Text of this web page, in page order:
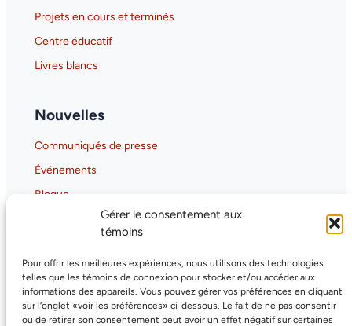
Gérer le consentement aux
témoins
Pour offrir les meilleures expériences, nous utilisons des technologies
telles que les témoins de connexion pour stocker et/ou accéder aux
informations des appareils. Vous pouvez gérer vos préférences en cliquant
sur l’onglet «voir les préférences» ci-dessous. Le fait de ne pas consentir
ou de retirer son consentement peut avoir un effet négatif sur certaines
Projets en cours et terminés
Centre éducatif
Livres blancs
Nouvelles
Communiqués de presse
Événements
Blogue
Gaia-X Hub Canada
Why GAIA-X Matters for Canada